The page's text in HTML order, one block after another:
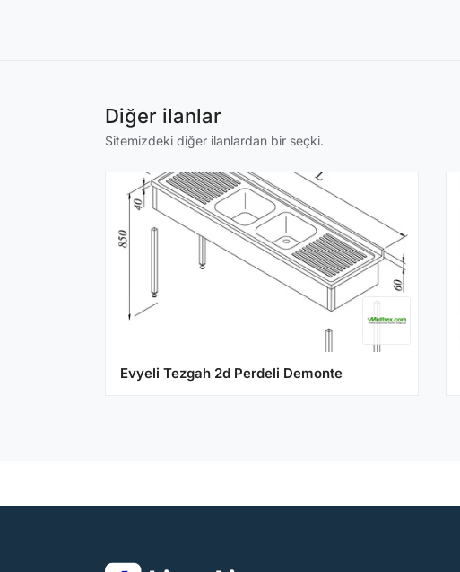
Diğer ilanlar
Sitemizdeki diğer ilanlardan bir seçki.
Evyeli Tezgah 2d Perdeli Demonte